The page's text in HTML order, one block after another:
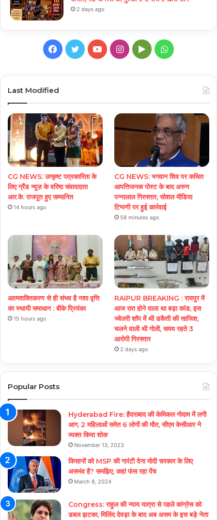
2 days ago
Facebook
TwitterYouTubeInstagram
GoogleWhatsApp
Last Modified
CG NEWS: उत्कृष्ट पत्रकारिता के
लिए ग्रैंड न्यूज़ के वरिष्ठ संवाददाता
आर.के. राजपूत हुए सम्मानित
14 hours ago
CG NEWS: भगवान शिव पर कथित
आपत्तिजनक पोस्ट के बाद अरुण
पन्नालाल गिरफ्तार, सोशल मीडिया
टिप्पणी पर हुई कार्रवाई
58 minutes ago
आत्मशक्तिकरण से ही संभव है नशा वृत्ति
का स्थायी समाधान : बीके प्रियंका
15 hours ago
RAIPUR BREAKING : रायपुर में
आज रात होने वाला था बड़ा कांड, इस
ज्वेलरी शॉप में थी डकैती की साजिश,
चलने वाली थी गोली, समय रहते 3
आरोपी गिरफ्तार
2 days ago
Popular Posts
Hyderabad Fire: हैदराबाद की केमिकल गोदाम में लगी
आग, 2 महिलाओं समेत 6 लोगों की मौत, सीएम केसीआर ने
व्यक्त किया शोक
November 13, 2023
किसानों को MSP की गारंटी देना मोदी सरकार के लिए
असभंव है? समझिए, कहां फंस रहा पेंच
March 8, 2024
Congress: राहुल की न्याय यात्रा से पहले कांग्रेस को
डबल झटका, मिलिंद देवड़ा के बाद अब असम के इस बड़े नेता